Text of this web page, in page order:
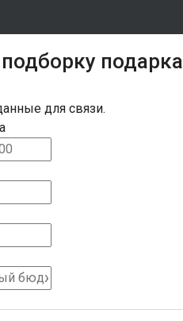
подарка
для связи.